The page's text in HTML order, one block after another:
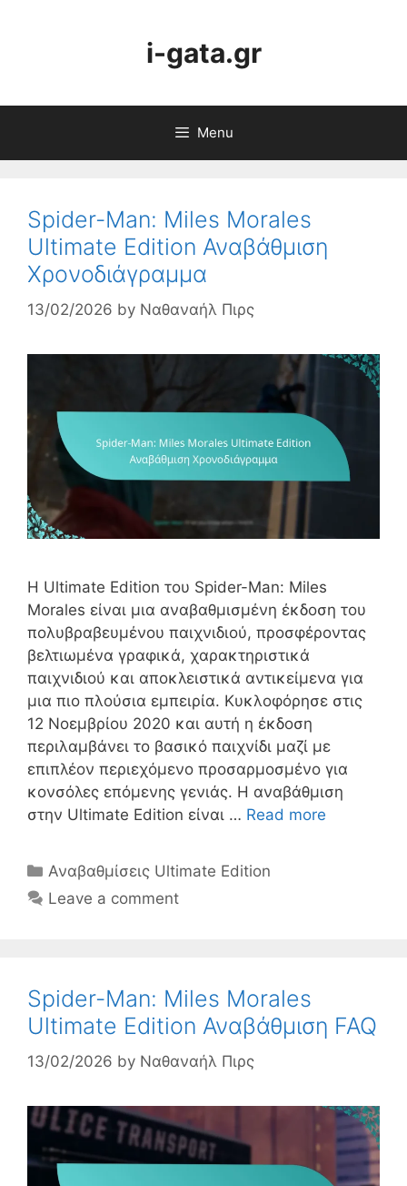
i-gata.gr
Menu
Spider-Man: Miles Morales
Ultimate Edition Αναβάθμιση
Χρονοδιάγραμμα
13/02/2026 by Ναθαναήλ Πιρς
Η Ultimate Edition του Spider-Man: Miles
Morales είναι μια αναβαθμισμένη έκδοση του
πολυβραβευμένου παιχνιδιού, προσφέροντας
βελτιωμένα γραφικά, χαρακτηριστικά
παιχνιδιού και αποκλειστικά αντικείμενα για
μια πιο πλούσια εμπειρία. Κυκλοφόρησε στις
12 Νοεμβρίου 2020 και αυτή η έκδοση
περιλαμβάνει το βασικό παιχνίδι μαζί με
επιπλέον περιεχόμενο προσαρμοσμένο για
κονσόλες επόμενης γενιάς. Η αναβάθμιση
στην Ultimate Edition είναι … Read more
Categories
Αναβαθμίσεις Ultimate Edition
Leave a comment
Spider-Man: Miles Morales
Ultimate Edition Αναβάθμιση FAQ
13/02/2026 by Ναθαναήλ Πιρς